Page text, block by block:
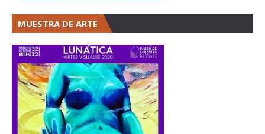
MUESTRA DE ARTE